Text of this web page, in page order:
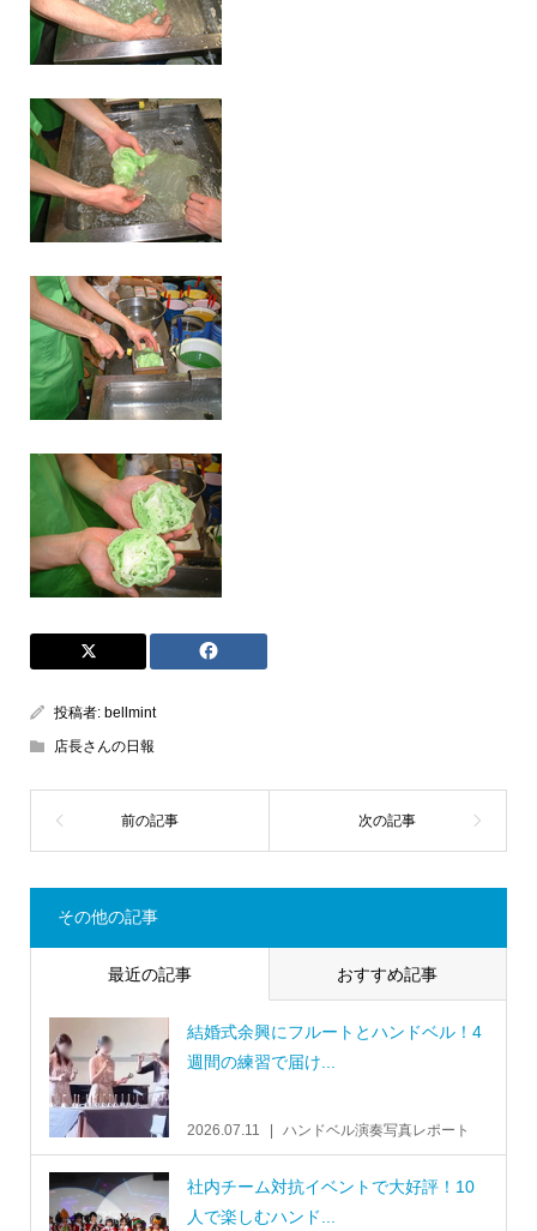
投稿者: bellmint
店長さんの日報
その他の記事
最近の記事 おすすめ記事
結婚式余興にフルートとハンドベル！4
週間の練習で届け...
2026.07.11 ハンドベル演奏写真レポート
社内チーム対抗イベントで大好評！10
人で楽しむハンド...